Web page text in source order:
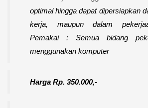
optimal hingga dapat dipersiapkan
kerja, maupun dalam
Pemakai : Semua bidang
menggunakan komputer
Harga Rp. 350.000,-